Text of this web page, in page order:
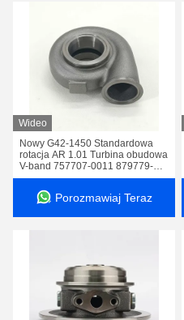
Wideo
Nowy G42-1450 Standardowa
rotacja AR 1.01 Turbina obudowa
V-band 757707-0011 879779-
5016 G42 1450 879779
Porozmawiaj Teraz